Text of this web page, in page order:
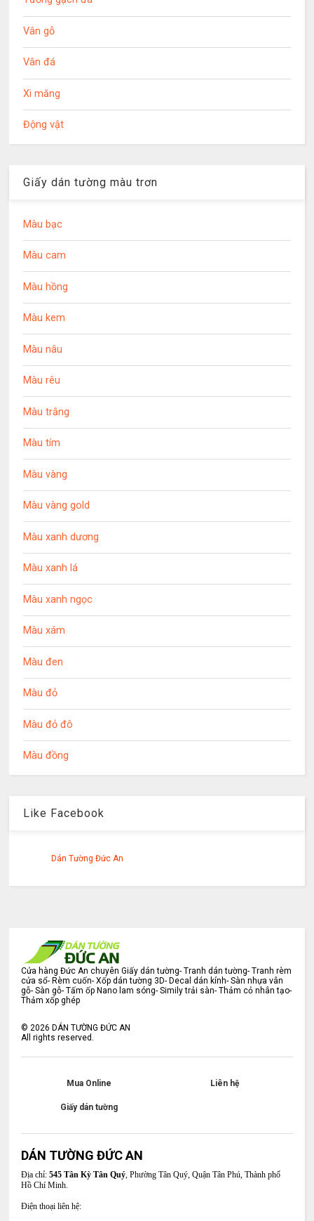
Vân gỗ
Vân đá
Xi măng
Động vật
Giấy dán tường màu trơn
Màu bạc
Màu cam
Màu hồng
Màu kem
Màu nâu
Màu rêu
Màu trắng
Màu tím
Màu vàng
Màu vàng gold
Màu xanh dương
Màu xanh lá
Màu xanh ngọc
Màu xám
Màu đen
Màu đỏ
Màu đỏ đô
Màu đồng
Like Facebook
Dán Tường Đức An
Cửa hàng Đức An chuyên Giấy dán tường- Tranh dán tường- Tranh rèm
cửa sổ- Rèm cuốn- Xốp dán tường 3D- Decal dán kính- Sàn nhựa vân
gỗ- Sàn gỗ- Tấm ốp Nano lam sóng- Simily trải sàn- Thảm cỏ nhân tạo-
Thảm xốp ghép
©2026 DÁN TƯỜNG ĐỨC AN
All rights reserved.
Mua Online Liên hệ
Giấy dán tường
DÁN TƯỜNG ĐỨC AN
Địa chỉ: 545 Tân Kỳ Tân Quý, Phường Tân Quý, Quận Tân Phú, Thành phố
Hồ Chí Minh.
Điện thoại liên hệ: